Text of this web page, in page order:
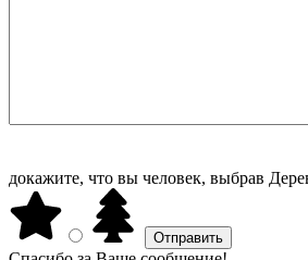
докажите, что вы человек, выбрав